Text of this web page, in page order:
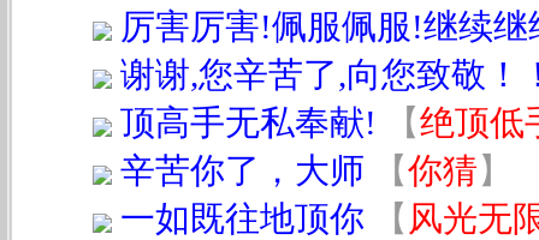
厉害厉害!佩服佩服!继续
谢谢,您辛苦了,向您致敬！
顶高手无私奉献!
【绝顶低
辛苦你了，大师
【你猜】
一如既往地顶你
【 风光无